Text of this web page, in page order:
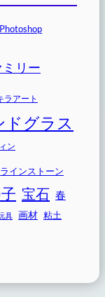
Photoshop
リー
ラアート
ドグラス
ン
ラインストーン
宝石 春
具 画材 粘土